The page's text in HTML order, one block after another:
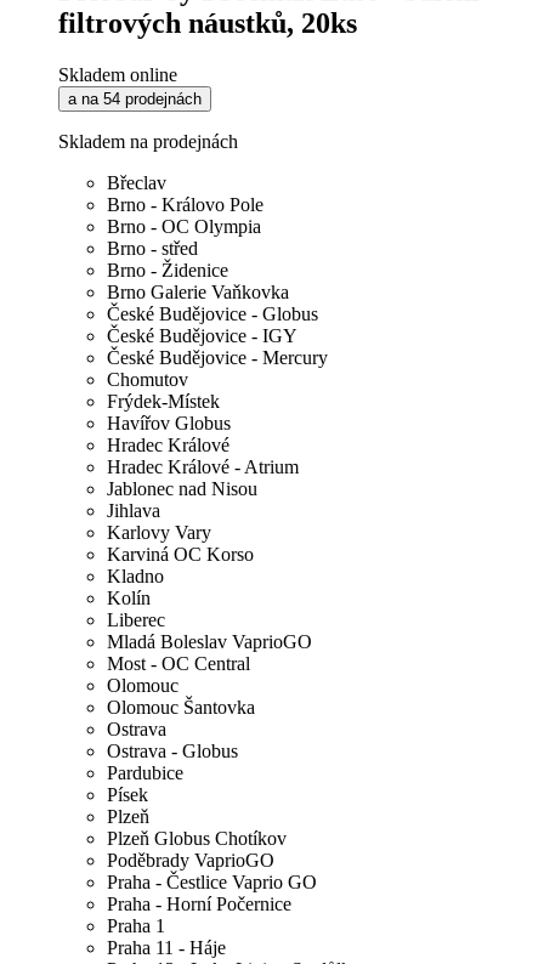
filtrových náustků, 20ks
Skladem online
a na 54 prodejnách
Skladem na prodejnách
Břeclav
Brno - Královo Pole
Brno - OC Olympia
Brno - střed
Brno - Židenice
Brno Galerie Vaňkovka
České Budějovice - Globus
České Budějovice - IGY
České Budějovice - Mercury
Chomutov
Frýdek-Místek
Havířov Globus
Hradec Králové
Hradec Králové - Atrium
Jablonec nad Nisou
Jihlava
Karlovy Vary
Karviná OC Korso
Kladno
Kolín
Liberec
Mladá Boleslav VaprioGO
Most - OC Central
Olomouc
Olomouc Šantovka
Ostrava
Ostrava - Globus
Pardubice
Písek
Plzeň
Plzeň Globus Chotíkov
Poděbrady VaprioGO
Praha - Čestlice Vaprio GO
Praha - Horní Počernice
Praha 1
Praha 11 - Háje